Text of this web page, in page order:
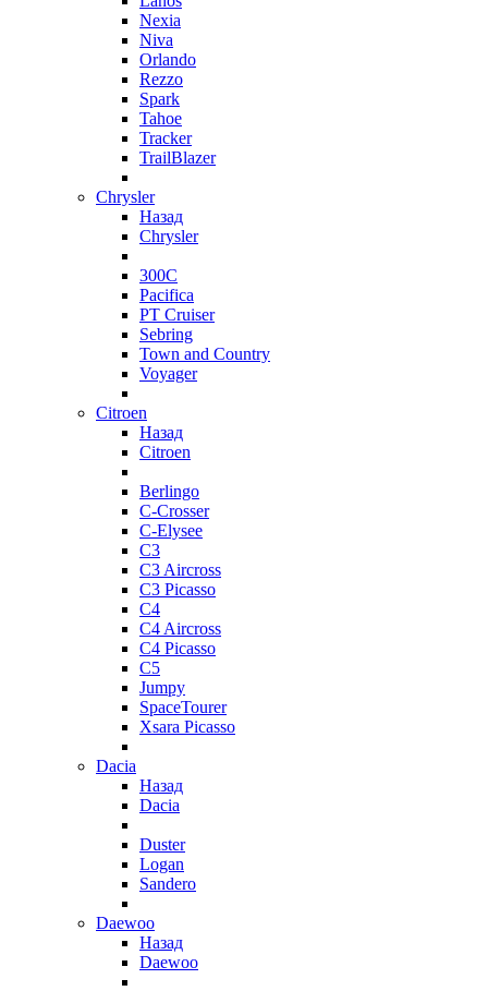
Nexia
Niva
Orlando
Rezzo
Spark
Tahoe
Tracker
TrailBlazer
Chrysler
Назад
Chrysler
300C
Pacifica
PT Cruiser
Sebring
Town and Country
Voyager
Citroen
Назад
Citroen
Berlingo
C-Crosser
C-Elysee
C3
C3 Aircross
C3 Picasso
C4
C4 Aircross
C4 Picasso
C5
Jumpy
SpaceTourer
Xsara Picasso
Dacia
Назад
Dacia
Duster
Logan
Sandero
Daewoo
Назад
Daewoo